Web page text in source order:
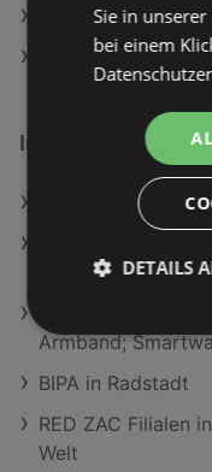
ADEG Filialen in
SodaStream
Interessantes auf
Fink Kreativ -
Hisense 55A6S
Huawei Watch
Armband;
BIPA in Radstadt
RED ZAC Filialen
Welt
Sie in
bei einem
DETAILS